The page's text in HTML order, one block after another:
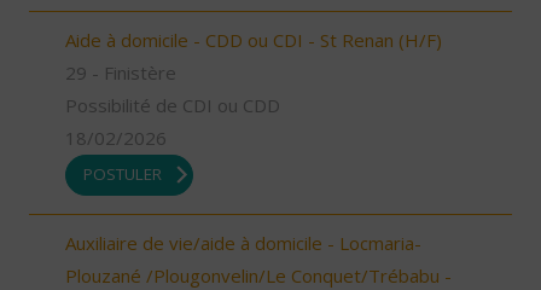
Aide à domicile - CDD ou CDI - St Renan (H/F)
29 - Finistère
Possibilité de CDI ou CDD
18/02/2026
POSTULER
Auxiliaire de vie/aide à domicile - Locmaria-
Plouzané /Plougonvelin/Le Conquet/Trébabu -